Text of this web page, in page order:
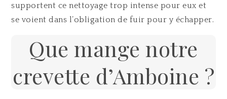
supportent ce nettoyage trop intense pour eux et
se voient dans l’obligation de fuir pour y échapper.
Que mange notre
crevette d’Amboine ?